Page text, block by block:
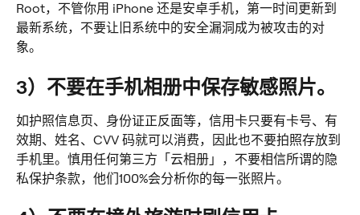
Root，不管你用 iPhone 还是安卓手机，第一时间更新到
最新系统，不要让旧系统中的安全漏洞成为被攻击的对
象。
3）不要在手机相册中保存敏感照片。
如护照信息页、身份证正反面等，信用卡只要有卡号、有
效期、姓名、CVV 码就可以消费，因此也不要拍照存放到
手机里。慎用任何第三方「云相册」，不要相信所谓的隐
私保护条款，他们100%会分析你的每一张照片。